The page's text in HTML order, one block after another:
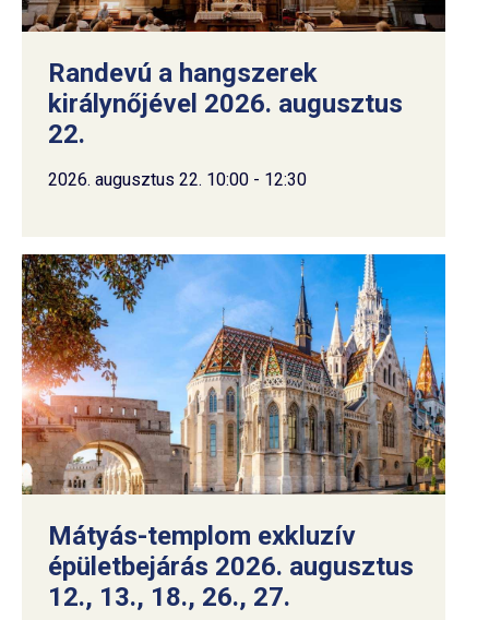
Randevú a hangszerek
királynőjével 2026. augusztus
22.
2026. augusztus 22. 10:00 - 12:30
Mátyás-templom exkluzív
épületbejárás 2026. augusztus
12., 13., 18., 26., 27.